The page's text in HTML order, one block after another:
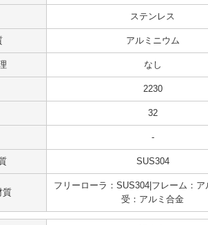
ステンレス
アルミニウム
なし
2230
32
-
SUS304
質
フリーローラ：SUS304|フレーム：ア
受：アルミ合金